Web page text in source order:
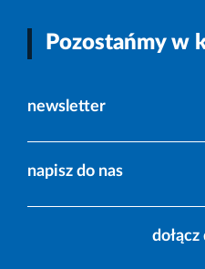
Pozostańmy w
newsletter
napisz do nas
dołącz